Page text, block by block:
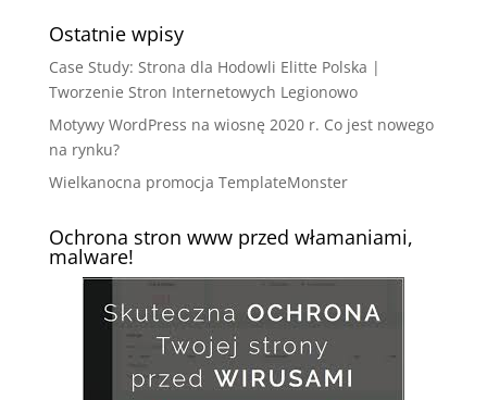
Ostatnie wpisy
Case Study: Strona dla Hodowli Elitte Polska |
Tworzenie Stron Internetowych Legionowo
Motywy WordPress na wiosnę 2020 r. Co jest nowego
na rynku?
Wielkanocna promocja TemplateMonster
Ochrona stron www przed włamaniami,
malware!